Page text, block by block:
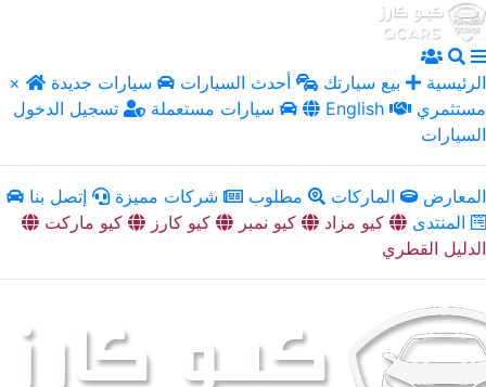
× الرئيسية بيع سيارتك أحدث السيارات
سيارات جديدة
سيارات مستعملة
تسجيل الدخول English
السيارات
المعارض الماركات مطلوب شركات مميزة
إتصل بنا
المنتدى
كيو مزاد كيو نمبر كيو كارز
كيو ماركت
الدليل القطري